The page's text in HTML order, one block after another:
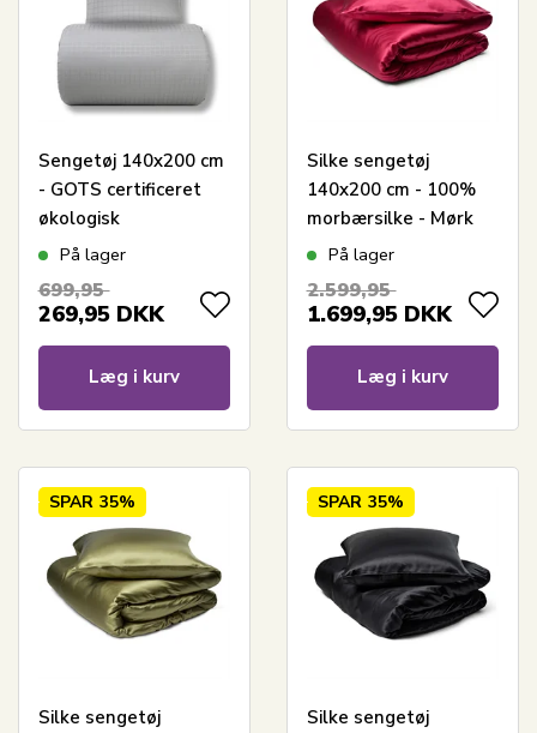
Sengetøj 140x200 cm
- GOTS certificeret
økologisk
bomuldssatin - Grå
På lager
699,95
269,95 DKK
Læg i kurv
Silke sengetøj
140x200 cm - 100%
morbærsilke - Mørk
pinkPå lager
2.599,95
1.699,95 DKK
Læg i kurv
SPAR 35%
Silke sengetøj
SPAR 35%
Silke sengetøj